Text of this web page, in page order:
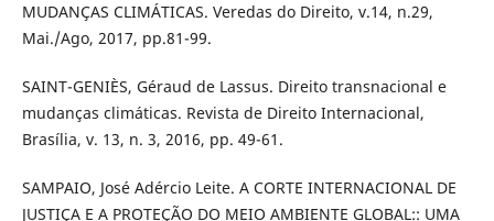
MUDANÇAS CLIMÁTICAS. Veredas do Direito, v.14, n.29,
Mai./Ago, 2017, pp.81-99.
SAINT-GENIÈS, Géraud de Lassus. Direito transnacional e
mudanças climáticas. Revista de Direito Internacional,
Brasília, v. 13, n. 3, 2016, pp. 49-61.
SAMPAIO, José Adércio Leite. A CORTE INTERNACIONAL DE
JUSTIÇA E A PROTEÇÃO DO MEIO AMBIENTE GLOBAL:: UMA